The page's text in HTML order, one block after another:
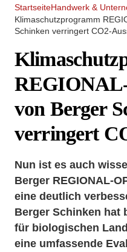
StartseiteHandwerk &
Klimaschutzprogramm
Schinken verringert CO2-
von Berger
verringert
Nun ist es auch
Berger REGIONAL-
eine deutlich
Berger Schinken hat
für biologischen
eine umfassende